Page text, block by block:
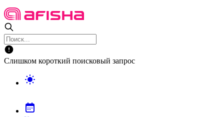
Слишком короткий поисковый запрос